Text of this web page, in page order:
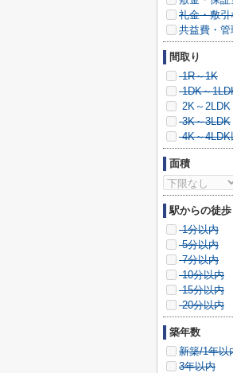
礼金・敷引
共益費・
間取り
1R～1K
1DK～
2K～2LDK
3K～3LDK
4K～4LDK
面積
駅からの徒歩
1分以内
5分以内
7分以内
10分以内
15分以内
20分以内
築年数
新築/1年以
3年以内